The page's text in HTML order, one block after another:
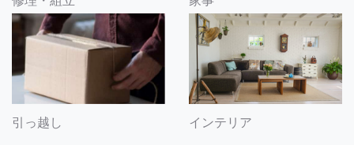
引っ越し インテリア